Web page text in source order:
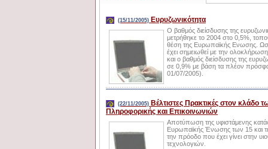
(15/11/2005) Ευρυζωνικότητα
Ο βαθμός διείσδυσης της
μετρήθηκε το 2004 στο 0,5%,
θέση της Ευρωπαϊκής Ενωσης.
έχει σημειωθεί με την
και ο βαθμός διείσδυσης της
σε 0,9% με βάση τα πλέον
01/07/2005).
(22/11/2005) Βέλτιστες Πρακτικές στον κλάδο
Πληροφορικής και Επικοινωνιών
Αποτύπωση της υφιστάμενης
Ευρωπαϊκής Ένωσης των 15 και
την πρόοδο που έχει γίνει στην
τεχνολογιών.